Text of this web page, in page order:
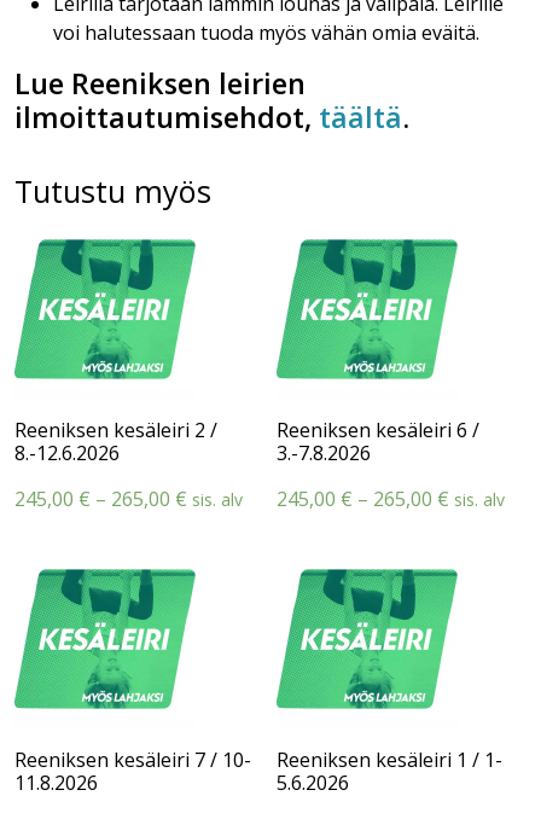
voi halutessaan tuoda myös vähän omia eväitä.
Lue Reeniksen leirien
ilmoittautumisehdot, täältä.
Tutustu myös
Reeniksen kesäleiri 2 /
8.-12.6.2026
245,00 € – 265,00 € Hintaluokka:
265,00 €
sis. alv
Reeniksen kesäleiri 6 /
3.-7.8.2026
245,00 € – 265,00 €
265,00 €
sis. alv
Reeniksen kesäleiri 7 / 10-
11.8.2026
Reeniksen kesäleiri 1 / 1-
5.6.2026